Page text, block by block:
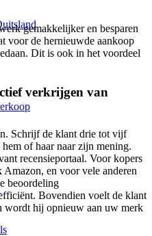
gemakkelijker en besparen
voor de hernieuwde aankoop
Dit is ook in het voordeel
verkrijgen van
Schrijf de klant drie tot vijf
of haar naar zijn mening.
recensieportaal. Voor kopers
en voor vele anderen
beoordeling
Bovendien voelt de klant
wordt hij opnieuw aan uw merk